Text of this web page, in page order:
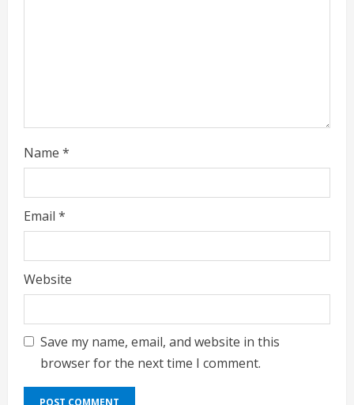
Name *
Email *
Website
Save my name, email, and website in this
browser for the next time I comment.